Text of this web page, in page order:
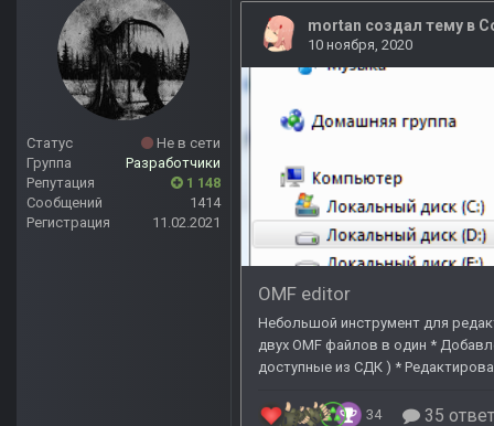
Статус
Не в сети
Группа
Разработчики
Репутация
1 148
Сообщений
1414
Регистрация
11.02.2021